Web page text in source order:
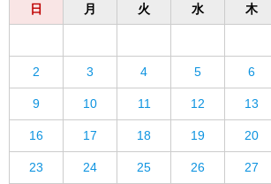
日 月 火 水 木
2 3 4 5 6
9 10 11 12 13
16 17 18 19 20
23 24 25 26 27